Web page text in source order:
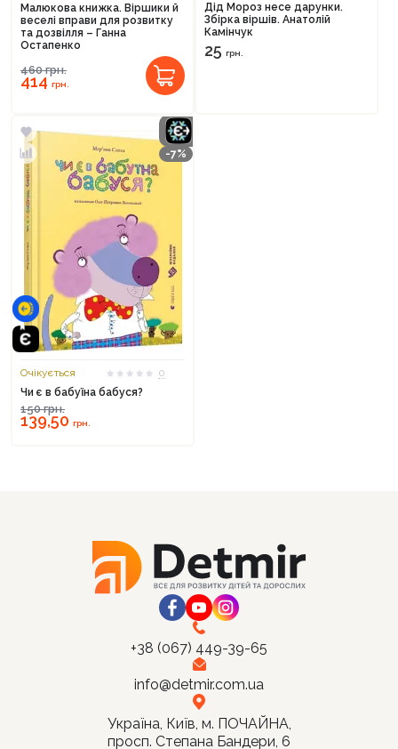
Малюкова книжка. Віршики й
веселі вправи для розвитку
та дозвілля – Ганна
Остапенко
460грн.
414грн.
Дід Мороз несе дарунки.
Збірка віршів. Анатолій
Камінчук
25 грн.
-7%
Очікується
0
Чи є в бабуїна бабуся?
150грн.
139,50 грн.
+38 (067) 449-39-65
info@detmir.com.ua
Україна, Київ, м. ПОЧАЙНА,
просп. Степана Бандери, 6
Продовжити покупки
Оформити замовлення